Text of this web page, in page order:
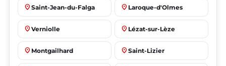
place Saint-Jean-du-Falga place Laroque-d'Olmes
place Verniolle place Lézat-sur-Lèze
place Montgailhard place Saint-Lizier